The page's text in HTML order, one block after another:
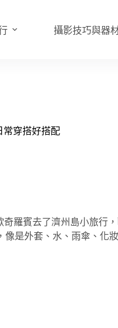
攝影技巧與器
常穿搭好搭配
羅賓去了濟州島小旅行
是外套、水、雨傘、化